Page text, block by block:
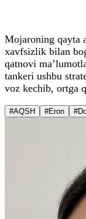
Mojaroning qayta
xavfsizlik bilan
qatnovi
tankeri ushbu
voz kechib, ortga
#AQSH #Eron